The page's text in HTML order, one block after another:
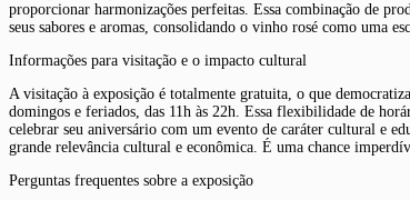
proporcionar harmonizações perfeitas. Essa combinação de
seus sabores e aromas, consolidando o vinho rosé como uma
Informações para visitação e o impacto cultural
A visitação à exposição é totalmente gratuita, o que
domingos e feriados, das 11h às 22h. Essa flexibilidade de
celebrar seu aniversário com um evento de caráter cultural e
grande relevância cultural e econômica. É uma chance
Perguntas frequentes sobre a exposição